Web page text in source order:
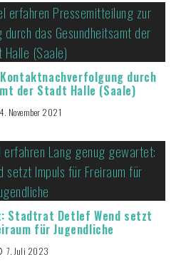
durch
der Stadt Halle (Saale)
November 2021
Stadtrat Detlef Wend setzt
für Jugendliche
7. Juli 2023